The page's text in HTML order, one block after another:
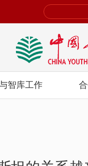
智库工作